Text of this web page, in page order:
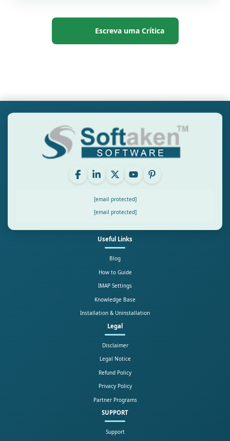
Escreva uma Crítica
[email protected]
[email protected]
Useful Links
Blog
How to Guide
IMAP Settings
Knowledge Base
Installation & Uninstallation
Legal
Disclaimer
Legal Notice
Refund Policy
Privacy Policy
Partner Programs
SUPPORT
Support